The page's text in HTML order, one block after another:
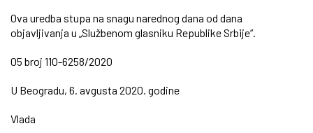
Ova uredba stupa na snagu narednog dana od dana
objavljivanja u „Službenom glasniku Republike Srbije“.
05 broj 110-6258/2020
U Beogradu, 6. avgusta 2020. godine
Vlada